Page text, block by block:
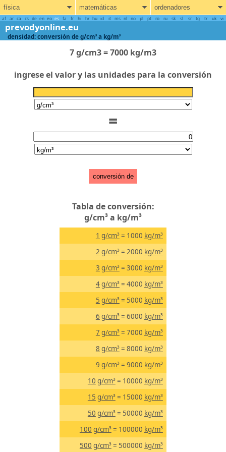
física matemáticas ordenadores
af ar ca cs de en eo es fa fr hi hr hu id it ms nl no pl pt ro ru sk sl sr tg tr uk vi
prevodyonline.eu
densidad: conversión de g/cm³ a kg/m³
7 g/cm3 = 7000 kg/m3
ingrese el valor y las unidades para la conversión
=
conversión de
Tabla de conversión:
g/cm³ a kg/m³
1 g/cm³= 1000 kg/m³
2 g/cm³= 2000 kg/m³
3 g/cm³= 3000 kg/m³
4g/cm³= 4000 kg/m³
5 g/cm³= 5000 kg/m³
6 g/cm³= 6000 kg/m³
7 g/cm³= 7000 kg/m³
8 g/cm³= 8000 kg/m³
9 g/cm³= 9000 kg/m³
10 g/cm³= 10000 kg/m³
15 g/cm³= 15000 kg/m³
50 g/cm³= 50000 kg/m³
100 g/cm³= 100000 kg/m³
500 g/cm³= 500000 kg/m³